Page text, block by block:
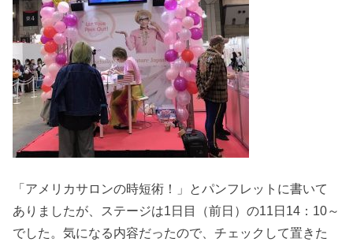
「アメリカサロンの時短術！」とパンフレットに書いて
ありましたが、ステージは1日目（前日）の11日14：10～
でした。気になる内容だったので、チェックして置きた